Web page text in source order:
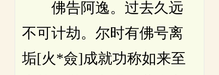
佛告阿逸。过去久远
不可计劫。尔时有佛号离
垢[火*僉]成就功称如来至